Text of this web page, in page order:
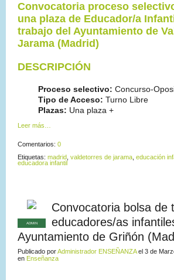
Convocatoria proceso
una plaza de Educador/a
trabajo del Ayuntamiento de
Jarama (Madrid)
DESCRIPCIÓN
Proceso selectivo: Concurso-
Tipo de Acceso: Turno Libre
Plazas: Una plaza +
Leer más…
Comentarios: 0
Etiquetas: madrid valdetorres de jarama educación
educadora infantil
ADMIN
Convocatoria bolsa de
educadores/as
Ayuntamiento de Griñón
Publicado porAdministrador ENSEÑANZAel 3 de
en Enseñanza